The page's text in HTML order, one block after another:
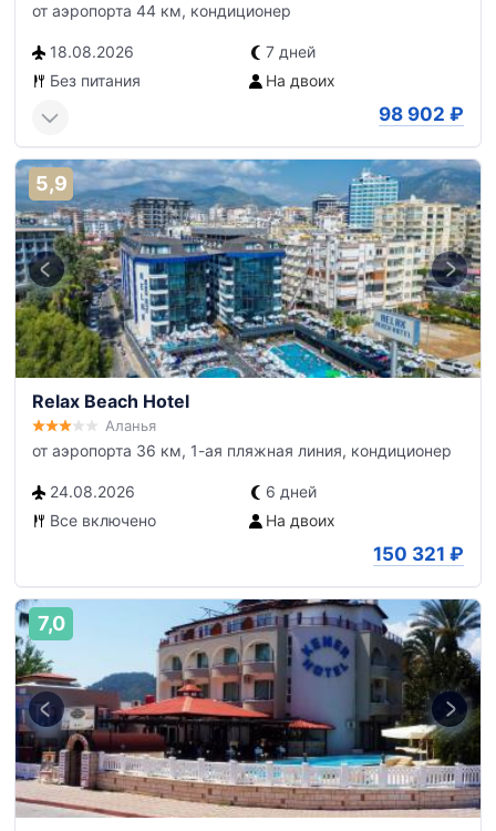
от аэропорта 44 км, кондиционер
18.08.2026
7 дней
Без питания
На двоих
98 902 ₽
5,9
Relax Beach Hotel
Аланья
от аэропорта 36 км, 1-ая пляжная линия, кондиционер
24.08.2026
6 дней
Все включено
На двоих
150 321 ₽
7,0